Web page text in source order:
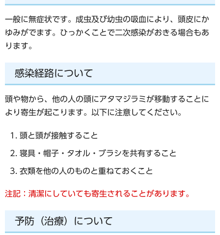
一般に無症状です。成虫及び幼虫の吸血により、頭皮にか
ゆみがでます。ひっかくことで二次感染がおきる場合もあ
ります。
感染経路について
頭や物から、他の人の頭にアタマジラミが移動することに
より寄生が起こります。以下に注意してください。
頭と頭が接触すること
寝具・帽子・タオル・ブラシを共有すること
衣類を他の人のものと重ねておくこと
注記：清潔にしていても寄生されることがあります。
予防（治療）について